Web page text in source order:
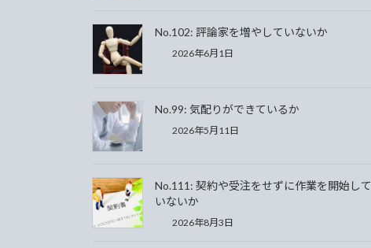
No.102: 評論家を増やしていないか
2026年6月1日
No.99: 気配りができているか
2026年5月11日
No.111: 契約や受注をせずに作業を開始して
いないか
2026年8月3日